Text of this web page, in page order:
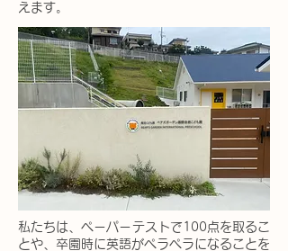
えます。
私たちは、ペーパーテストで100点を取るこ
とや、卒園時に英語がペラペラになることを